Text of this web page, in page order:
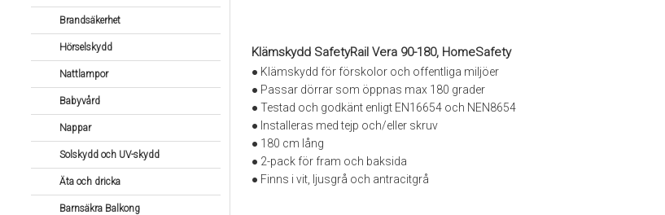
Brandsäkerhet
Hörselskydd
Nattlampor
Babyvård
Nappar
Solskydd och UV-skydd
Äta och dricka
Barnsäkra Balkong
Klämskydd SafetyRail Vera 90-180, HomeSafety
● Klämskydd för förskolor och offentliga miljöer
● Passar dörrar som öppnas max 180 grader
● Testad och godkänt enligt EN16654 och NEN8654
● Installeras med tejp och/eller skruv
● 180 cm lång
● 2-pack för fram och baksida
● Finns i vit, ljusgrå och antracitgrå